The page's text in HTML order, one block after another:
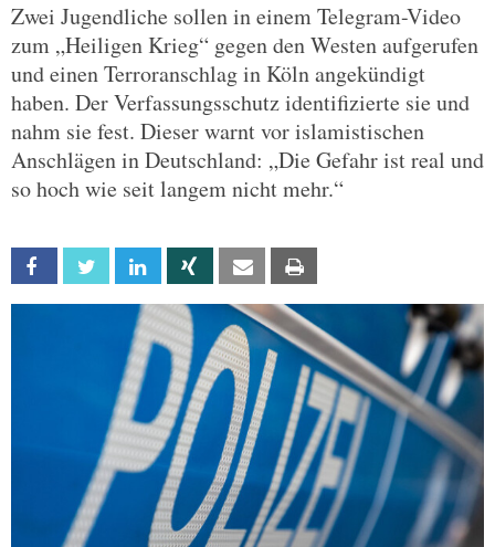
Zwei Jugendliche sollen in einem Telegram-Video
zum „Heiligen Krieg“ gegen den Westen aufgerufen
und einen Terroranschlag in Köln angekündigt
haben. Der Verfassungsschutz identifizierte sie und
nahm sie fest. Dieser warnt vor islamistischen
Anschlägen in Deutschland: „Die Gefahr ist real und
so hoch wie seit langem nicht mehr.“
Facebook Twitter Linkedin Xing Email